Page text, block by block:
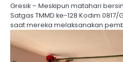
Gresik – Meskipun matahari
Satgas TMMD ke-128 Kodim
saat mereka melaksanakan